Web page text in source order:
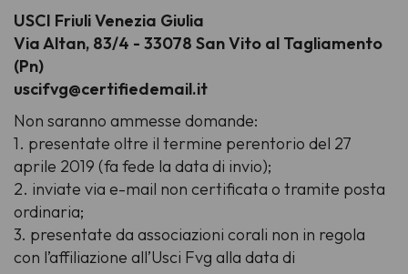
USCI Friuli Venezia Giulia
Via Altan, 83/4 - 33078 San Vito al Tagliamento
(Pn)
uscifvg@certifiedemail.it
Non saranno ammesse domande:
1. presentate oltre il termine perentorio del 27
aprile 2019 (fa fede la data di invio);
2. inviate via e-mail non certificata o tramite posta
ordinaria;
3. presentate da associazioni corali non in regola
con l’affiliazione all’Usci Fvg alla data di